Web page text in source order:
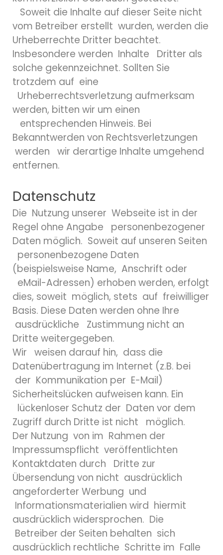
Soweit die Inhalte auf dieser Seite nicht
vom Betreiber erstellt wurden, werden die
Urheberrechte Dritter beachtet.
Insbesondere werden Inhalte Dritter als
solche gekennzeichnet. Sollten Sie
trotzdem auf eine
Urheberrechtsverletzung aufmerksam
werden, bitten wir um einen
entsprechenden Hinweis. Bei
Bekanntwerden von Rechtsverletzungen
werden wir derartige Inhalte umgehend
entfernen.
Datenschutz
Die Nutzung unserer Webseite ist in der
Regel ohne Angabe personenbezogener
Daten möglich. Soweit auf unseren Seiten
personenbezogene Daten
(beispielsweise Name, Anschrift oder
eMail-Adressen) erhoben werden, erfolgt
dies, soweit möglich, stets auf freiwilliger
Basis. Diese Daten werden ohne Ihre
ausdrückliche Zustimmung nicht an
Dritte weitergegeben.
Wir weisen darauf hin, dass die
Datenübertragung im Internet (z.B. bei
der Kommunikation per E-Mail)
Sicherheitslücken aufweisen kann. Ein
lückenloser Schutz der Daten vor dem
Zugriff durch Dritte ist nicht möglich.
Der Nutzung von im Rahmen der
Impressumspflicht veröffentlichten
Kontaktdaten durch Dritte zur
Übersendung von nicht ausdrücklich
angeforderter Werbung und
Informationsmaterialien wird hiermit
ausdrücklich widersprochen. Die
Betreiber der Seiten behalten sich
ausdrücklich rechtliche Schritte im Falle